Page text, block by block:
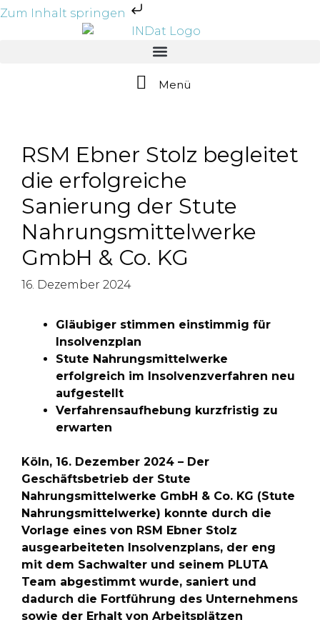
Zum Inhalt springen
Menü
RSM Ebner Stolz begleitet
die erfolgreiche
Sanierung der Stute
Nahrungsmittelwerke
GmbH & Co. KG
16. Dezember 2024
Gläubiger stimmen einstimmig für
Insolvenzplan
Stute Nahrungsmittelwerke
erfolgreich im Insolvenzverfahren neu
aufgestellt
Verfahrensaufhebung kurzfristig zu
erwarten
Köln, 16. Dezember 2024 – Der
Geschäftsbetrieb der Stute
Nahrungsmittelwerke GmbH & Co. KG (Stute
Nahrungsmittelwerke) konnte durch die
Vorlage eines von RSM Ebner Stolz
ausgearbeiteten Insolvenzplans, der eng
mit dem Sachwalter und seinem PLUTA
Team abgestimmt wurde, saniert und
dadurch die Fortführung des Unternehmens
sowie der Erhalt von Arbeitsplätzen